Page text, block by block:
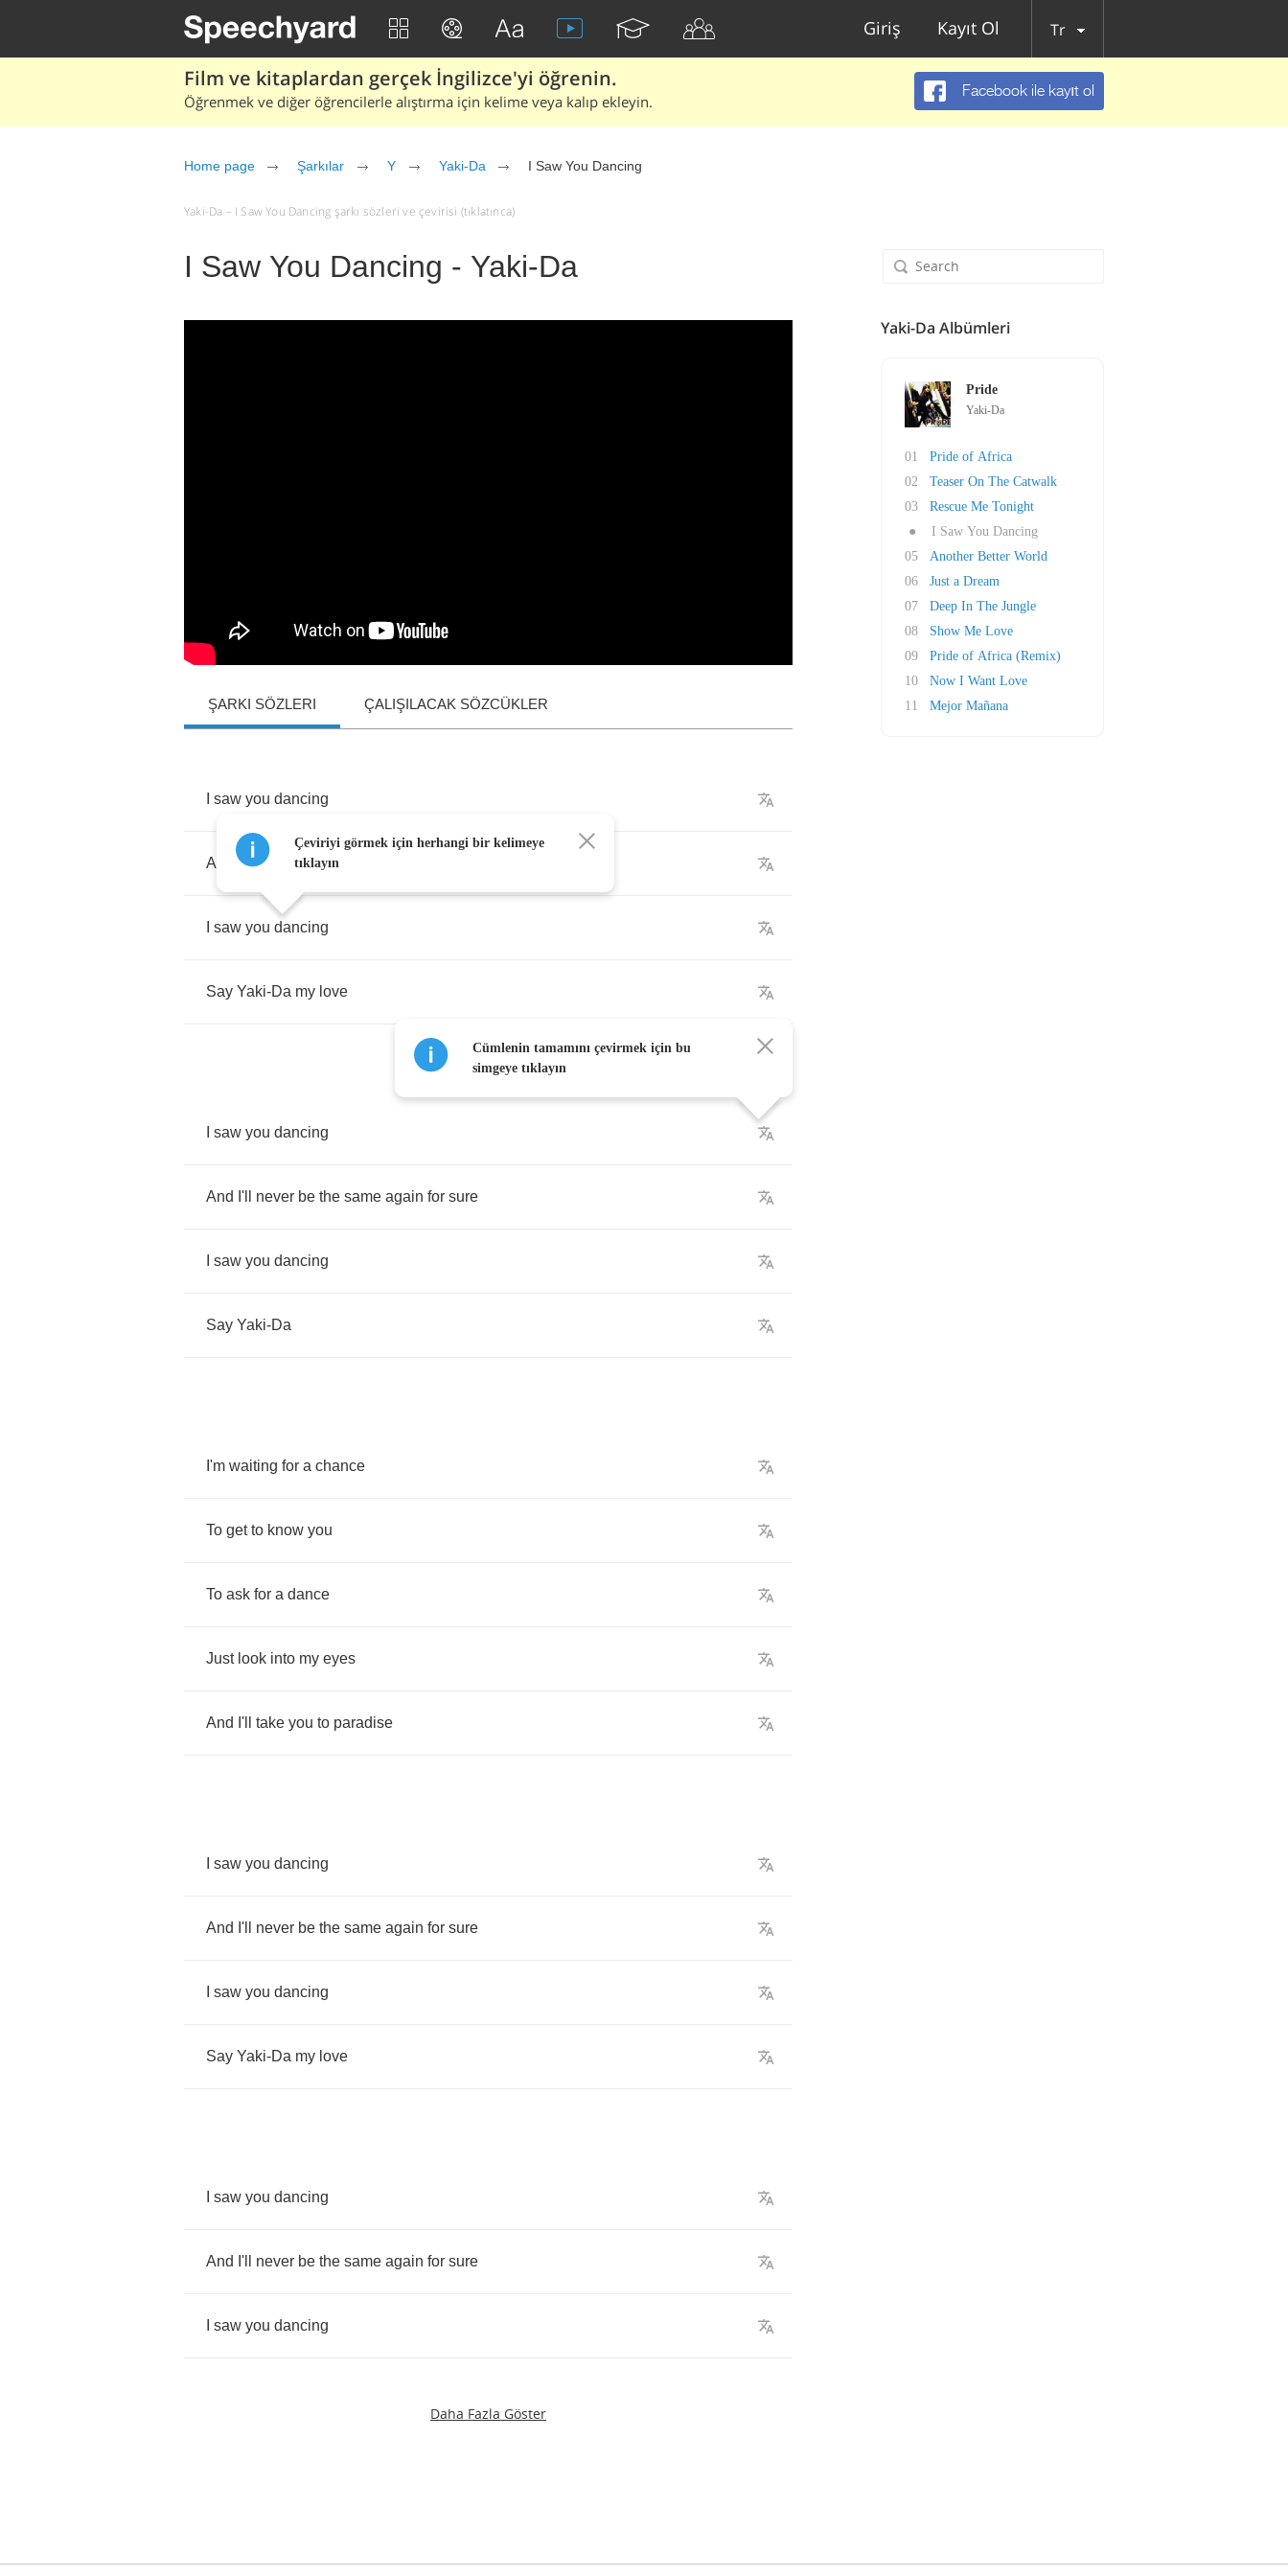
Giriş Kayıt Ol Tr
Film ve kitaplardan gerçek İngilizce'yi öğrenin.
Öğrenmek ve diğer öğrencilerle alıştırma için kelime veya kalıp ekleyin.
Facebook ile kayıt ol
Home page Şarkılar Y Yaki-Da I Saw You Dancing
Yaki-Da – I Saw You Dancing şarkı sözleri ve çevirisi (tıklatınca)
I Saw You Dancing - Yaki-Da
ŞARKI SÖZLERI ÇALIŞILACAK SÖZCÜKLER
saw you dancing
And I'll never be the
saw you dancing
Say Yaki-Da my love
saw you dancing
And I'll never be the same again for sure
saw you dancing
Say Yaki-Da
I'm waiting for a chance
To get to know you
To ask for a dance
Just look into my eyes
And I'll take you to paradise
saw you dancing
And I'll never be the same again for sure
saw you dancing
Say Yaki-Da my love
saw you dancing
And I'll never be the same again for sure
saw you dancing
Daha Fazla Göster
Çeviriyi görmek için herhangi bir kelimeye
tıklayın
Cümlenin tamamını çevirmek için bu
simgeye tıklayın
Yaki-Da Albümleri
Pride
Yaki-Da
01
Pride of Africa
02
Teaser On The Catwalk
03
Rescue Me Tonight
●
I Saw You Dancing
05
Another Better World
06
Just a Dream
07
Deep In The Jungle
08
Show Me Love
09
Pride of Africa (Remix)
10
Now I Want Love
11
Mejor Mañana